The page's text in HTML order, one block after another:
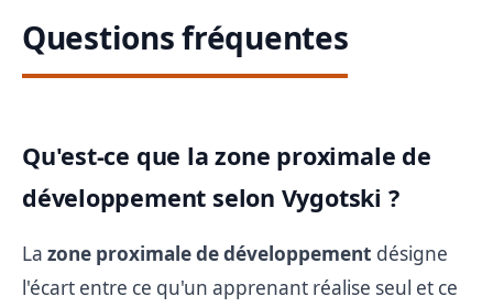
Questions fréquentes
Qu'est-ce que la zone proximale de
développement selon Vygotski ?
La zone proximale de développement désigne
l'écart entre ce qu'un apprenant réalise seul et ce